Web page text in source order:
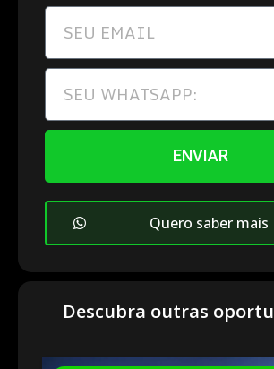
ENVIAR
Quero saber mais
Descubra outras